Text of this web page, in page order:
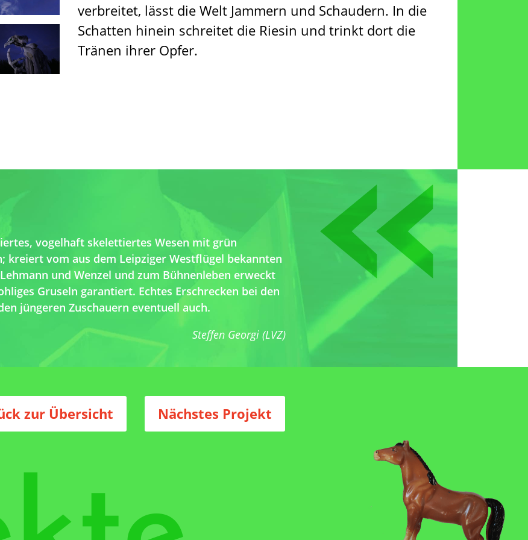
verbreitet, lässt die Welt Jammern und Schaudern. In die
Schatten hinein schreitet die Riesin und trinkt dort die
Tränen ihrer Opfer.
vogelhaft skelettiertes Wesen mit grün
kreiert vom aus dem Leipziger Westflügel bekannten
und Wenzel und zum Bühnenleben erweckt
Gruseln garantiert. Echtes Erschrecken bei den
jüngeren Zuschauern eventuell auch.
Steffen Georgi (LVZ)
«
zur Übersicht Beitragsnavigation
Nächstes Projekt